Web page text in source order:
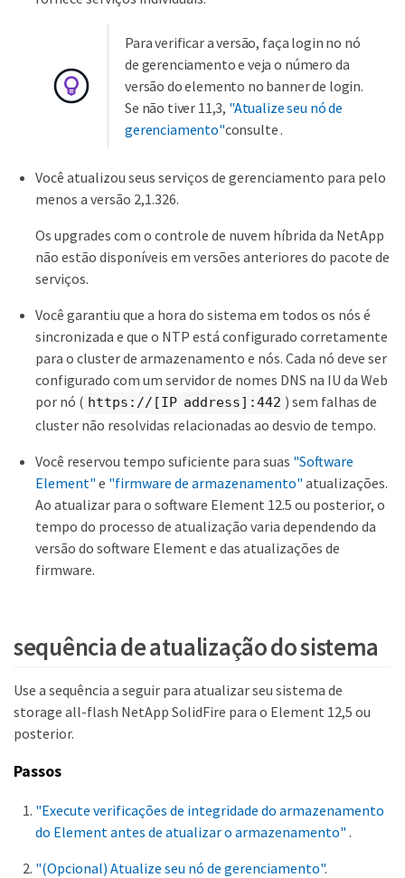
Para verificar a versão, faça login no nó
de gerenciamento e veja o número da
versão do elemento no banner de login.
Se não tiver 11,3, "Atualize seu nó de
gerenciamento"consulte .
Você atualizou seus serviços de gerenciamento para pelo
menos a versão 2,1.326.
Os upgrades com o controle de nuvem híbrida da NetApp
não estão disponíveis em versões anteriores do pacote de
serviços.
Você garantiu que a hora do sistema em todos os nós é
sincronizada e que o NTP está configurado corretamente
para o cluster de armazenamento e nós. Cada nó deve ser
configurado com um servidor de nomes DNS na IU da Web
por nó ( https://[IP address]:442 ) sem falhas de
cluster não resolvidas relacionadas ao desvio de tempo.
Você reservou tempo suficiente para suas "Software
Element" e "firmware de armazenamento" atualizações.
Ao atualizar para o software Element 12.5 ou posterior, o
tempo do processo de atualização varia dependendo da
versão do software Element e das atualizações de
firmware.
sequência de atualização do sistema
Use a sequência a seguir para atualizar seu sistema de
storage all-flash NetApp SolidFire para o Element 12,5 ou
posterior.
Passos
"Execute verificações de integridade do armazenamento
do Element antes de atualizar o armazenamento" .
"(Opcional) Atualize seu nó de gerenciamento".